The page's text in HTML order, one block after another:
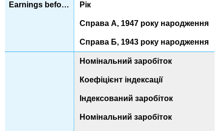
Рік
Справа А, 1947 року народження
Справа Б, 1943 року народження
Номінальний заробіток
Коефіцієнт індексації
Індексований заробіток
Номінальний заробіток